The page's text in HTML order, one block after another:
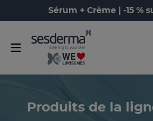
Sérum + Crème | -15 %
Produits de la